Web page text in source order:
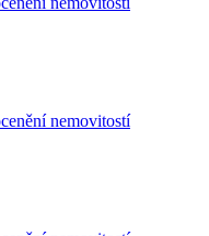
nemovitostí